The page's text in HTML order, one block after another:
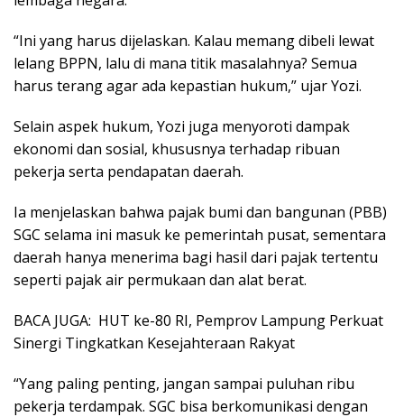
“Ini yang harus dijelaskan. Kalau memang dibeli lewat
lelang BPPN, lalu di mana titik masalahnya? Semua
harus terang agar ada kepastian hukum,” ujar Yozi.
Selain aspek hukum, Yozi juga menyoroti dampak
ekonomi dan sosial, khususnya terhadap ribuan
pekerja serta pendapatan daerah.
Ia menjelaskan bahwa pajak bumi dan bangunan (PBB)
SGC selama ini masuk ke pemerintah pusat, sementara
daerah hanya menerima bagi hasil dari pajak tertentu
seperti pajak air permukaan dan alat berat.
BACA JUGA: HUT ke-80 RI, Pemprov Lampung Perkuat
Sinergi Tingkatkan Kesejahteraan Rakyat
“Yang paling penting, jangan sampai puluhan ribu
pekerja terdampak. SGC bisa berkomunikasi dengan